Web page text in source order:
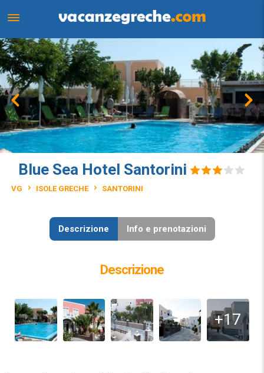
Blue Sea Hotel Santorini
VG ISOLE GRECHE SANTORINI
Descrizione Info e prenotazioni
Descrizione
+17